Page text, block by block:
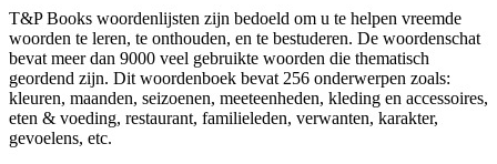
T&P Books woordenlijsten zijn bedoeld om u te helpen vreemde
woorden te leren, te onthouden, en te bestuderen. De woordenschat
bevat meer dan 9000 veel gebruikte woorden die thematisch
geordend zijn. Dit woordenboek bevat 256 onderwerpen zoals:
kleuren, maanden, seizoenen, meeteenheden, kleding en accessoires,
eten & voeding, restaurant, familieleden, verwanten, karakter,
gevoelens, etc.